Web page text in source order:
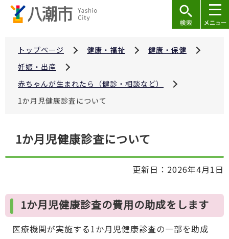
トップページ 健康・福祉
健康・保健
妊娠・出産
赤ちゃんが生まれたら（健診・相談など）
1か月児健康診査について
こ
ら
1か月児健康診査について
更新日：2026年4月1日
1か月児健康診査の費用の助成をします
医療機関が実施する1か月児健康診査の一部を助成